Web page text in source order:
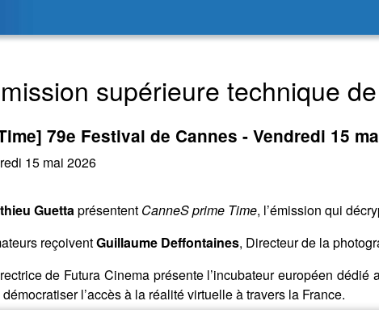
supérieure technique
79e Festival de Cannes - Vendredi 15
15 mai 2026
Guettaprésentent CanneS prime Time, l’émission qui
reçoiventGuillaume Deffontaines, Directeur de la
de Futura Cinema présente l’incubateur européen
l’accès à la réalité virtuelle à travers la France.